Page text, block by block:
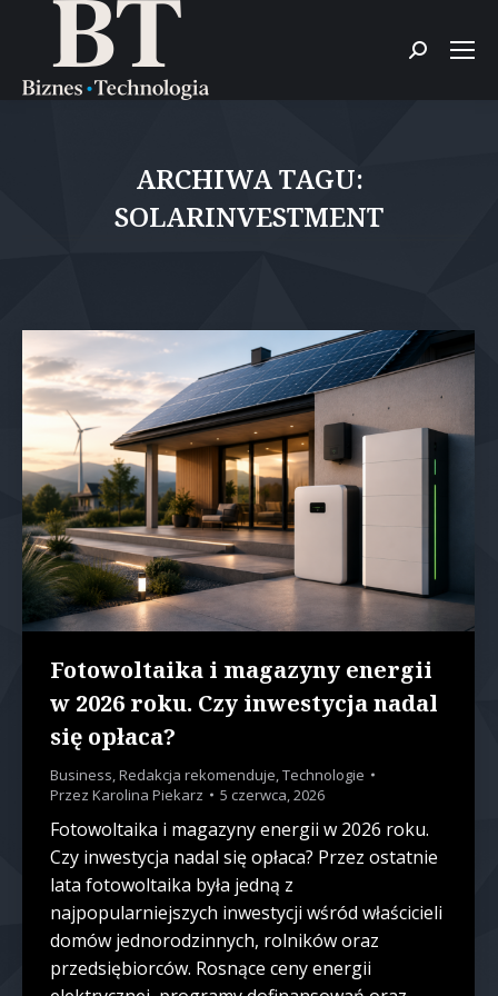
Szukaj:
ARCHIWA TAGU:
SOLARINVESTMENT
Fotowoltaika i magazyny energii
w 2026 roku. Czy inwestycja nadal
się opłaca?
Business,Redakcja rekomenduje,Technologie
Przez Karolina Piekarz 5 czerwca, 2026
Fotowoltaika i magazyny energii w 2026 roku.
Czy inwestycja nadal się opłaca? Przez ostatnie
lata fotowoltaika była jedną z
najpopularniejszych inwestycji wśród właścicieli
domów jednorodzinnych, rolników oraz
przedsiębiorców. Rosnące ceny energii